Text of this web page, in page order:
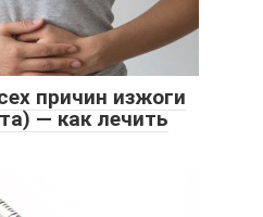
причин изжоги
— как лечить